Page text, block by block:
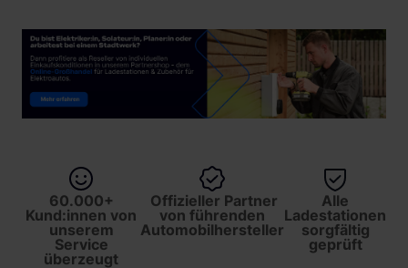
60.000+
Kund:innen von
unserem
Service
überzeugt
Offizieller Partner
von führenden
Automobilhersteller
Alle
Ladestationen
sorgfältig
geprüft